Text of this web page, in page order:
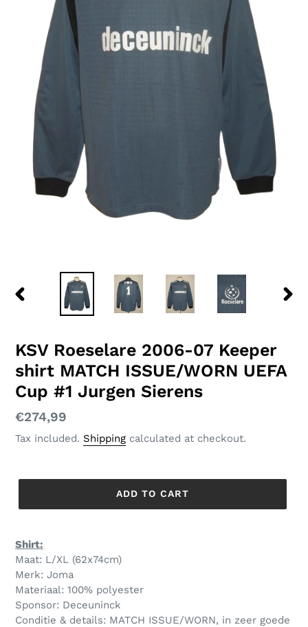
PREVIOUS
KSV Roeselare 2006-07 Keeper
shirt MATCH ISSUE/WORN UEFA
Cup #1 Jurgen Sierens
Regular
price
€274,99
Tax included. Shipping calculated at checkout.
ADD TO CART
Shirt:
Maat: L/XL (62x74cm)
Merk: Joma
Materiaal: 100% polyester
Sponsor: Deceuninck
Conditie & details: MATCH ISSUE/WORN, in zeer goede